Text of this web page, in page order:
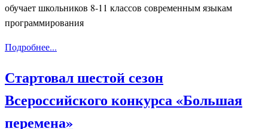
обучает школьников 8-11 классов современным языкам
программирования
Подробнее...
Стартовал шестой сезон
Всероссийского конкурса «Большая
перемена»